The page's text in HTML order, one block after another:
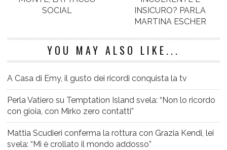
SOCIAL
INSICURO? PARLA
MARTINA ESCHER
YOU MAY ALSO LIKE...
A Casa di Emy, il gusto dei ricordi conquista la tv
Perla Vatiero su Temptation Island svela: “Non lo ricordo
con gioia, con Mirko zero contatti”
Mattia Scudieri conferma la rottura con Grazia Kendi, lei
svela: “Mi è crollato il mondo addosso”